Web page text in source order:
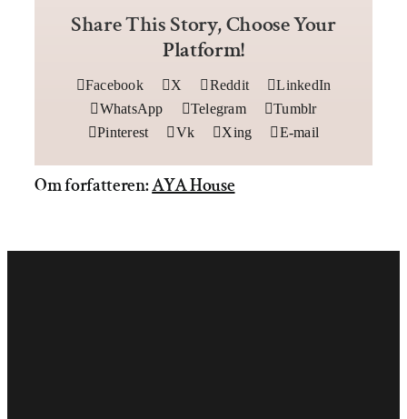
Uddannelser & kurser
Om AYA House
Share This Story, Choose Your
Platform!
Facebook X Reddit
LinkedIn
WhatsApp
Telegram
Tumblr
Pinterest
Vk Xing E-mail
Om forfatteren:AYA House